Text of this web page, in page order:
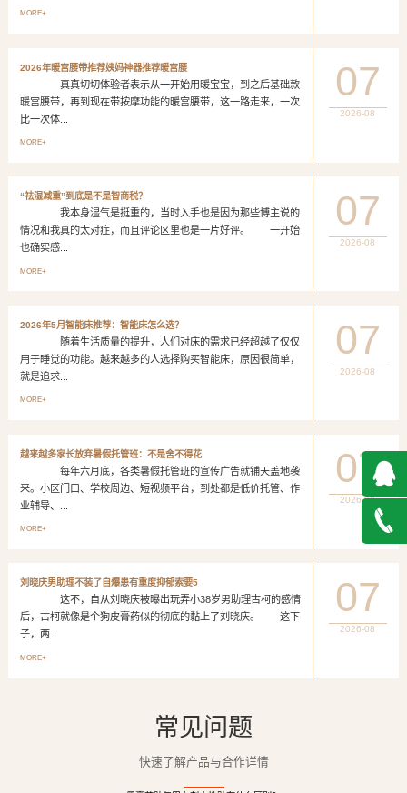
MORE+
2026年暖宫腰带推荐姨妈神器推荐暖宫腰
真真切切体验者表示从一开始用暖宝宝，到之后基础款
暖宫腰带，再到现在带按摩功能的暖宫腰带，这一路走来，一次
比一次体...
MORE+
07
2026-08
“祛湿减重”到底是不是智商税？
我本身湿气是挺重的，当时入手也是因为那些博主说的
情况和我真的太对症，而且评论区里也是一片好评。 一开始
也确实感...
MORE+
07
2026-08
2026年5月智能床推荐：智能床怎么选？
随着生活质量的提升，人们对床的需求已经超越了仅仅
用于睡觉的功能。越来越多的人选择购买智能床，原因很简单，
就是追求...
MORE+
07
2026-08
越来越多家长放弃暑假托管班：不是舍不得花
每年六月底，各类暑假托管班的宣传广告就铺天盖地袭
来。小区门口、学校周边、短视频平台，到处都是低价托管、作
业辅导、...
MORE+
07
2026-08
刘晓庆男助理不装了自爆患有重度抑郁索要5
这不，自从刘晓庆被曝出玩弄小38岁男助理古柯的感情
后，古柯就像是个狗皮膏药似的彻底的黏上了刘晓庆。 这下
子，两...
MORE+
07
2026-08
常见问题
快速了解产品与合作详情
QQ在